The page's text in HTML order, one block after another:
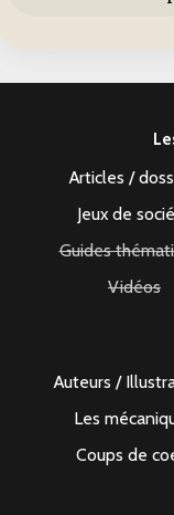
Articles /
Jeux de
Guides
Vidéos
Auteurs /
Les
Coups de